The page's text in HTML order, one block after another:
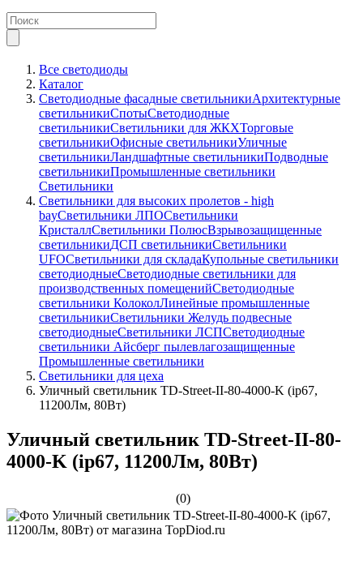
Все светодиоды
Каталог
Светодиодные фасадные светильникиАрхитектурные
светильникиСпотыСветодиодные
светильникиСветильники для ЖКХТорговые
светильникиОфисные светильникиУличные
светильникиЛандшафтные светильникиПодводные
светильникиПромышленные светильники
Светильники
Светильники для высоких пролетов - high
bayСветильники ЛПОСветильники
КристаллСветильники ПолюсВзрывозащищенные
светильникиДСП светильникиСветильники
UFOСветильники для складаКупольные светильники
светодиодныеСветодиодные светильники для
производственных помещенийСветодиодные
светильники КолоколЛинейные промышленные
светильникиСветильники Желудь подвесные
светодиодныеСветильники ЛСПСветодиодные
светильники Айсберг пылевлагозащищенные
Промышленные светильники
Светильники для цеха
Уличный светильник TD-Street-II-80-4000-K (ip67,
11200Лм, 80Вт)
Уличный светильник TD-Street-II-80-
4000-K (ip67, 11200Лм, 80Вт)
(0)